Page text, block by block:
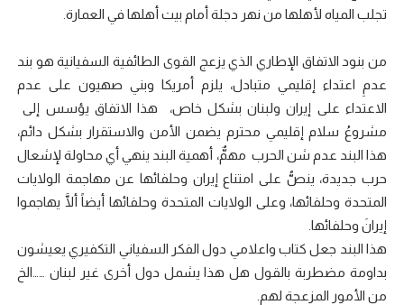
تجلب المياه لأهلها من نهر دجلة أمام بيت أهلها في العمارة.
من بنود الاتفاق الإطاري الذي يزعج القوى الطائفية السفيانية هو بند
عدمِ اعتداء إقليمي متبادل، يلزم أمريكا وبني صهيون على عدم
الاعتداء على إيران ولبنان بشكل خاص، هذا الاتفاق يؤسس إلى
مشروعُ سلام إقليمي محترم يضمن الأمن والاستقرار بشكل دائم،
هذا البند عدم شن الحرب مهمٌّ، أهمية البند ينهي أي محاولة لإشعال
حرب جديدة، ينصُّ على امتناع إيران وحلفائها عن مهاجمة الولايات
المتحدة وحلفائها، وعلى الولايات المتحدة وحلفائها أيضاً ألَّا يهاجموا
إيرانَ وحلفائها.
هذا البند جعل كتاب واعلامي دول الفكر السفياني التكفيري يعيشون
بداومة مضطربة بالقول هل هذا يشمل دول أخرى غير لبنان ……الخ
من الأمور المزعجة لهم.